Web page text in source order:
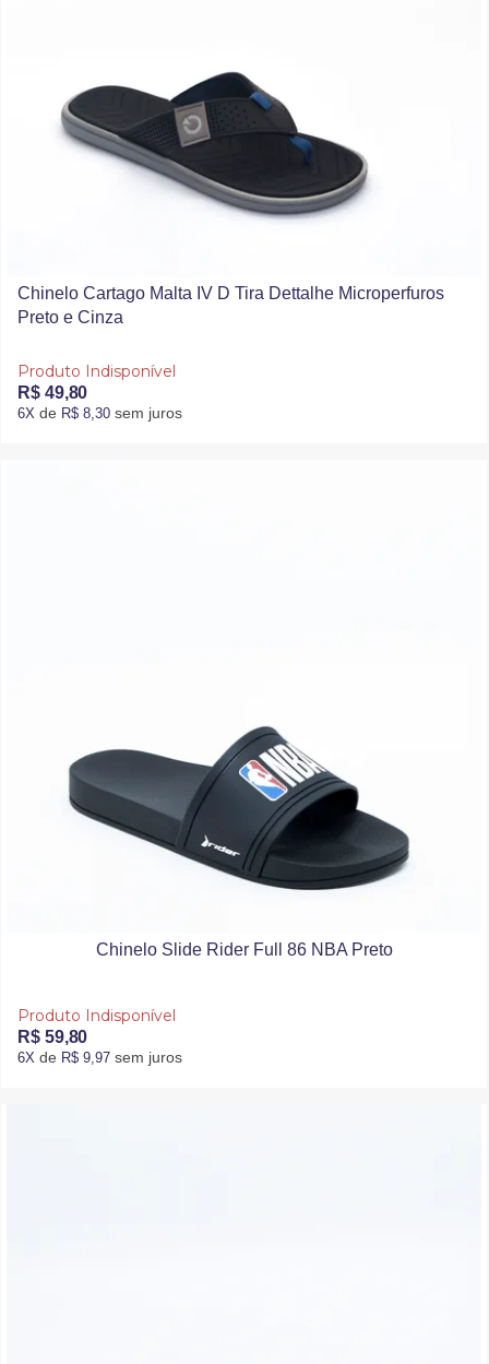
Chinelo Cartago Malta IV D Tira Dettalhe Microperfuros
Preto e Cinza
Produto Indisponível
R$ 49,80
6X de R$ 8,30 sem juros
Chinelo Slide Rider Full 86 NBA Preto
Produto Indisponível
R$ 59,80
6X de R$ 9,97 sem juros